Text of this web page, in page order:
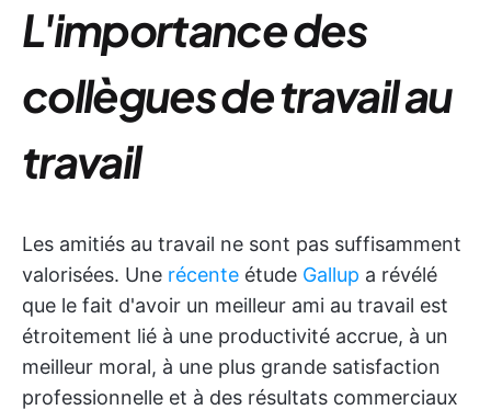
L'importance des
collègues de travail au
travail
Les amitiés au travail ne sont pas suffisamment
valorisées. Une récente étude Gallup a révélé
que le fait d'avoir un meilleur ami au travail est
étroitement lié à une productivité accrue, à un
meilleur moral, à une plus grande satisfaction
professionnelle et à des résultats commerciaux